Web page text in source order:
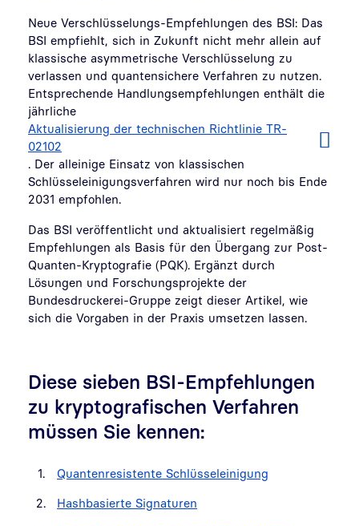
Neue Verschlüsselungs-Empfehlungen des BSI: Das
BSI empfiehlt, sich in Zukunft nicht mehr allein auf
klassische asymmetrische Verschlüsselung zu
verlassen und quantensichere Verfahren zu nutzen.
Entsprechende Handlungsempfehlungen enthält die
jährliche
Aktualisierung der technischen Richtlinie TR-
02102
. Der alleinige Einsatz von klassischen
Schlüsseleinigungsverfahren wird nur noch bis Ende
2031 empfohlen.
Das BSI veröffentlicht und aktualisiert regelmäßig
Empfehlungen als Basis für den Übergang zur Post-
Quanten-Kryptografie (PQK). Ergänzt durch
Lösungen und Forschungsprojekte der
Bundesdruckerei-Gruppe zeigt dieser Artikel, wie
sich die Vorgaben in der Praxis umsetzen lassen.
Diese sieben BSI-Empfehlungen
zu kryptografischen Verfahren
müssen Sie kennen:
Quantenresistente Schlüsseleinigung
Hashbasierte Signaturen